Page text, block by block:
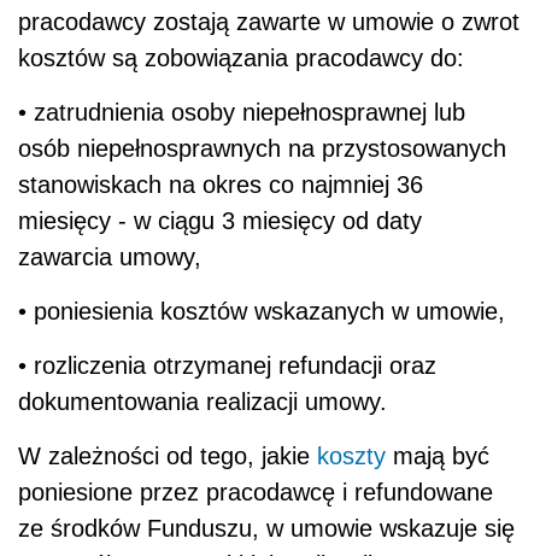
pracodawcy zostają zawarte w umowie o zwrot
kosztów są zobowiązania pracodawcy do:
• zatrudnienia osoby niepełnosprawnej lub
osób niepełnosprawnych na przystosowanych
stanowiskach na okres co najmniej 36
miesięcy - w ciągu 3 miesięcy od daty
zawarcia umowy,
• poniesienia kosztów wskazanych w umowie,
• rozliczenia otrzymanej refundacji oraz
dokumentowania realizacji umowy.
W zależności od tego, jakie koszty mają być
poniesione przez pracodawcę i refundowane
ze środków Funduszu, w umowie wskazuje się